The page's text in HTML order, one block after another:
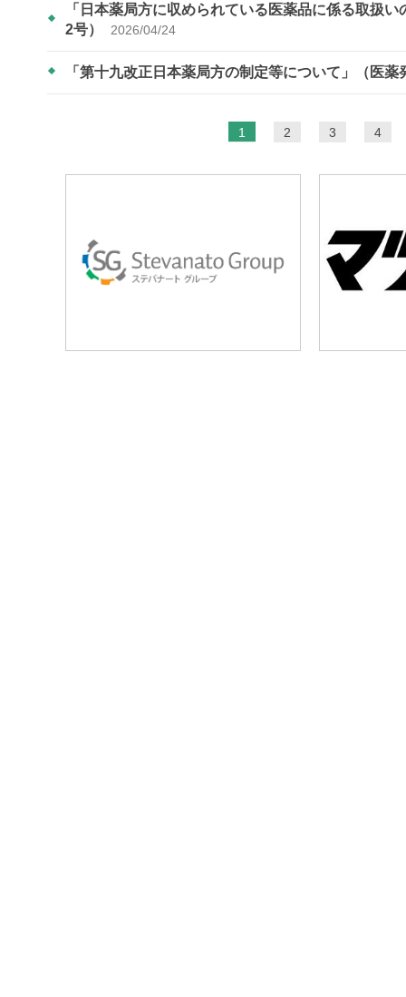
「日本薬局方に収められている医薬品に係る取扱
2号）
2026/04/24
「第十九改正日本薬局方の制定等について」（医
1 2 3 4